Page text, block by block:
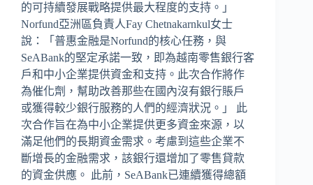
的可持續發展戰略提供最大程度的支持。」
Norfund亞洲區負責人Fay Chetnakarnkul女士
說：「普惠金融是Norfund的核心任務，與
SeABank的堅定承諾一致，即為越南零售銀行客
戶和中小企業提供資金和支持。此次合作將作
為催化劑，幫助改善那些在國內沒有銀行賬戶
或獲得較少銀行服務的人們的經濟狀況。」 此
次合作旨在為中小企業提供更多資金來源，以
滿足他們的長期資金需求。考慮到這些企業不
斷增長的金融需求，該銀行還增加了零售貸款
的資金供應。 此前，SeABank已連續獲得總額